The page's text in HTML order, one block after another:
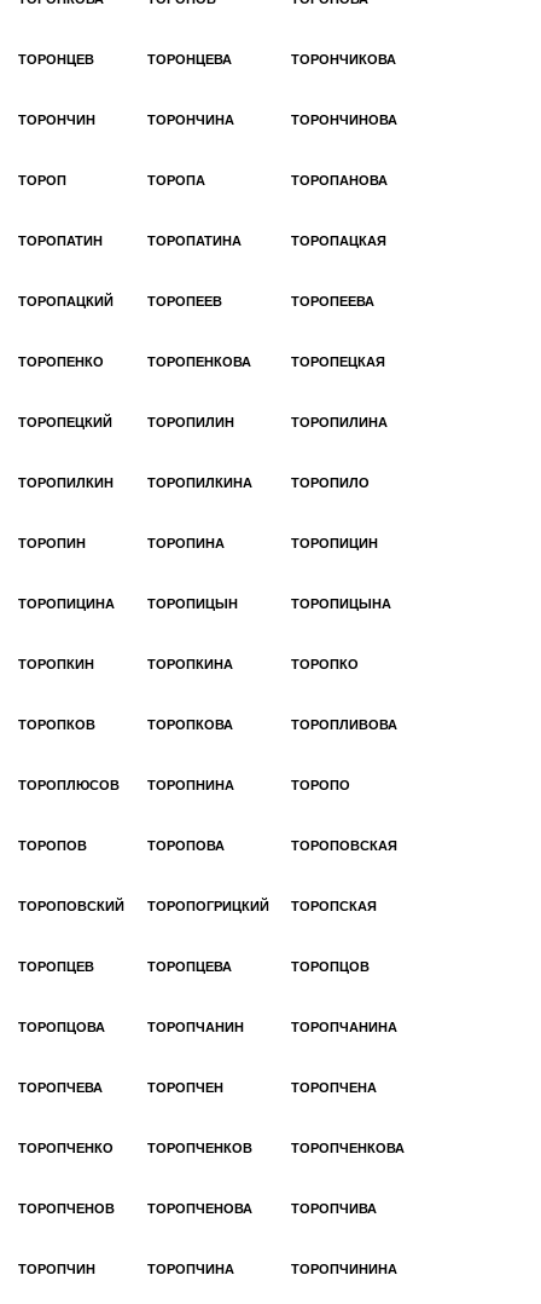
ТОРОНЦЕВ ТОРОНЦЕВА ТОРОНЧИКОВА
ТОРОНЧИН ТОРОНЧИНА ТОРОНЧИНОВА
ТОРОП ТОРОПА ТОРОПАНОВА
ТОРОПАТИН ТОРОПАТИНА ТОРОПАЦКАЯ
ТОРОПАЦКИЙ ТОРОПЕЕВ ТОРОПЕЕВА
ТОРОПЕНКО ТОРОПЕНКОВА ТОРОПЕЦКАЯ
ТОРОПЕЦКИЙ ТОРОПИЛИН ТОРОПИЛИНА
ТОРОПИЛКИН ТОРОПИЛКИНА ТОРОПИЛО
ТОРОПИН ТОРОПИНА ТОРОПИЦИН
ТОРОПИЦИНА ТОРОПИЦЫН ТОРОПИЦЫНА
ТОРОПКИН ТОРОПКИНА ТОРОПКО
ТОРОПКОВ ТОРОПКОВА ТОРОПЛИВОВА
ТОРОПЛЮСОВ ТОРОПНИНА ТОРОПО
ТОРОПОВ ТОРОПОВА ТОРОПОВСКАЯ
ТОРОПОВСКИЙ ТОРОПОГРИЦКИЙ ТОРОПСКАЯ
ТОРОПЦЕВ ТОРОПЦЕВА ТОРОПЦОВ
ТОРОПЦОВА ТОРОПЧАНИН ТОРОПЧАНИНА
ТОРОПЧЕВА ТОРОПЧЕН ТОРОПЧЕНА
ТОРОПЧЕНКО ТОРОПЧЕНКОВ ТОРОПЧЕНКОВА
ТОРОПЧЕНОВ ТОРОПЧЕНОВА ТОРОПЧИВА
ТОРОПЧИН ТОРОПЧИНА ТОРОПЧИНИНА